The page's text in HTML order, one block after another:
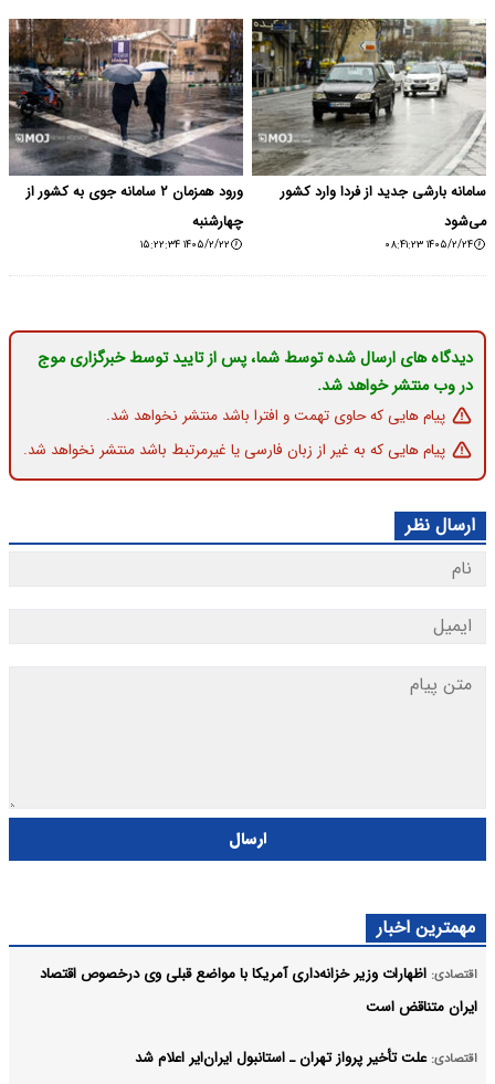
سامانه بارشی جدید از فردا وارد کشور
می‌شود
۱۴۰۵/۲/۲۴ ۰۸:۴۱:۲۳
ورود همزمان ۲ سامانه جوی به کشور از
چهارشنبه
۱۴۰۵/۲/۲۲ ۱۵:۲۲:۳۴
دیدگاه های ارسال شده توسط شما، پس از تایید توسط خبرگزاری موج
در وب منتشر خواهد شد.
پیام هایی که حاوی تهمت و افترا باشد منتشر نخواهد شد.
پیام هایی که به غیر از زبان فارسی یا غیرمرتبط باشد منتشر نخواهد شد.
ارسال نظر
ارسال
مهمترین اخبار
اقتصادی: اظهارات وزیر خزانه‌داری آمریکا با مواضع قبلی وی درخصوص اقتصاد
ایران متناقض است
اقتصادی: علت تأخیر پرواز تهران ـ استانبول ایران‌ایر اعلام شد